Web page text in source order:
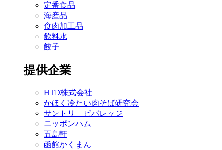
定番食品
海産品
食肉加工品
飲料水
餃子
提供企業
HTD株式会社
かほく冷たい肉そば研究会
サントリービバレッジ
ニッポンハム
五島軒
函館かくまん